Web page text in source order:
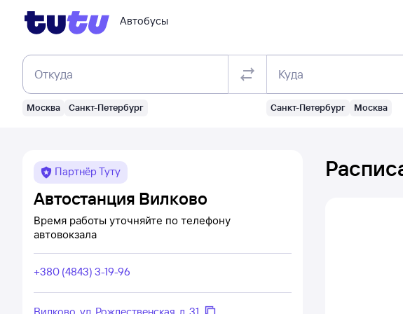
Автобусы
Откуда
Москва Санкт-Петербург
Куда
Санкт-Петербург Москва
Партнёр Туту
Автостанция Вилково
Время работы уточняйте по телефону
автовокзала
+380 (4843) 3-19-96
Вилково, ул. Рождественская, д. 31